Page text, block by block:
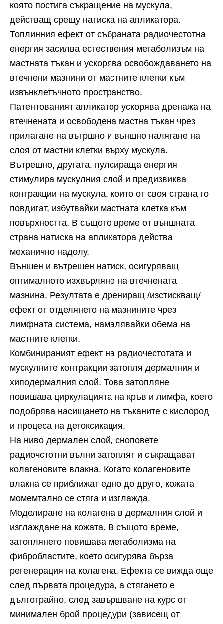
която постига съкращение на мускула,
действащ срещу натиска на апликатора.
Топлинния ефект от събраната радиочестотна
енергия засилва естествения метаболизъм на
мастната тъкан и ускорява освобождаването на
втечнени мазнини от мастните клетки към
извънклетъчното пространство.
Патентованият апликатор ускорява дренажа на
втечнената и освободена мастна тъкан чрез
прилагане на вътршно и външно налягане на
слоя от мастни клетки върху мускула.
Вътрешно, другата, пулсираща енергия
стимулира мускулния слой и предизвиква
контракции на мускула, които от своя страна го
повдигат, избутвайки мастната клетка към
повърхността. В същото време от външната
страна натиска на апликатора действа
механично надолу.
Външен и вътрешен натиск, осигуряващ
оптималното изхвърляне на втечнената
мазнина. Резултата е дрениращ /изстискващ/
ефект от отделянето на мазнините чрез
лимфната система, намалявайки обема на
мастните клетки.
Комбинираният ефект на радиочестотата и
мускулните контракции затопля дермалния и
хиподермалния слой. Това затопляне
повишава циркулацията на кръв и лимфа, което
подобрява насищането на тъканите с кислород
и процеса на детоксикация.
На ниво дермален слой, сноповете
радиочстотни вълни затоплят и съкращават
колагеновите влакна. Когато колагеновите
влакна се приближат едно до друго, кожата
момемтално се стяга и изглажда.
Моделиране на колагена в дермалния слой и
изглаждане на кожата. В същото време,
затоплянето повишава метаболизма на
фибробластите, което осигурява бърза
регенерация на колагена. Ефекта се вижда още
след първата процедура, а стягането е
дълготрайно, след завършване на курс от
минимален брой процедури (зависещ от